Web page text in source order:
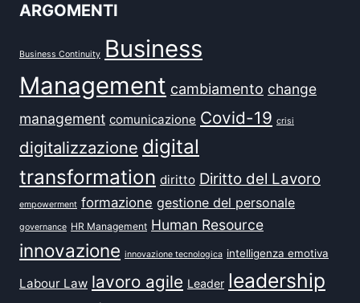
ARGOMENTI
Business Continuity Business
Management cambiamento change
management comunicazione Covid-19 crisi
digitalizzazione digital
transformation diritto Diritto del Lavoro
empowerment formazione gestione del personale
governance HR Management Human Resource
innovazione innovazione tecnologica intelligenza emotiva
Labour Law lavoro agile Leader leadership